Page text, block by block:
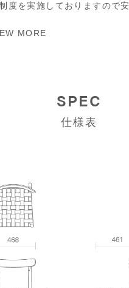
度を実施しておりますので安
MORE
SPEC
仕様表